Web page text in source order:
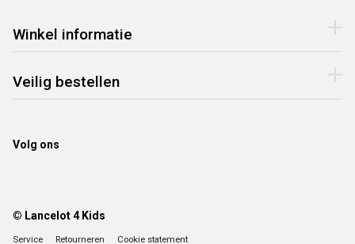
Winkel informatie
Veilig bestellen
Volg ons
© Lancelot 4 Kids
Service Retourneren Cookie statement